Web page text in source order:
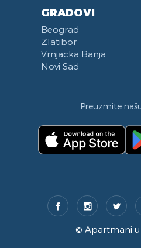
GRADOVI
Beograd
Zlatibor
Vrnjacka Banja
Novi Sad
Preuzmite
© Apartmani